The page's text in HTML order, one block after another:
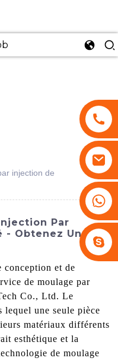
injection de
Par
- Obtenez Un
conception et de
de moulage par
Co., Ltd. Le
lequel une seule pièce
matériaux différents
esthétique et la
de moulage